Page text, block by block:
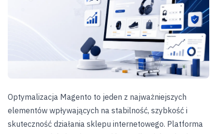
Optymalizacja Magento to jeden z najważniejszych
elementów wpływających na stabilność, szybkość i
skuteczność działania sklepu internetowego. Platforma